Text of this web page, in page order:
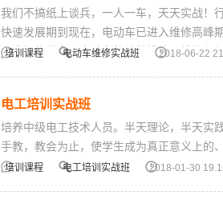
我们不搞纸上谈兵，一人一车，天天实战！
快速发展期到现在，电动车已进入维修高峰
器磨损的增多，电动车故障的排除、维修与
培训课程 电动车维修实战班 2018-06-22
电工培训实战班
培养中级电工技术人员。半天理论，半天实
手教，教会为止，使学生成为真正意义上的
培训课程 电工培训实战班 2018-01-30